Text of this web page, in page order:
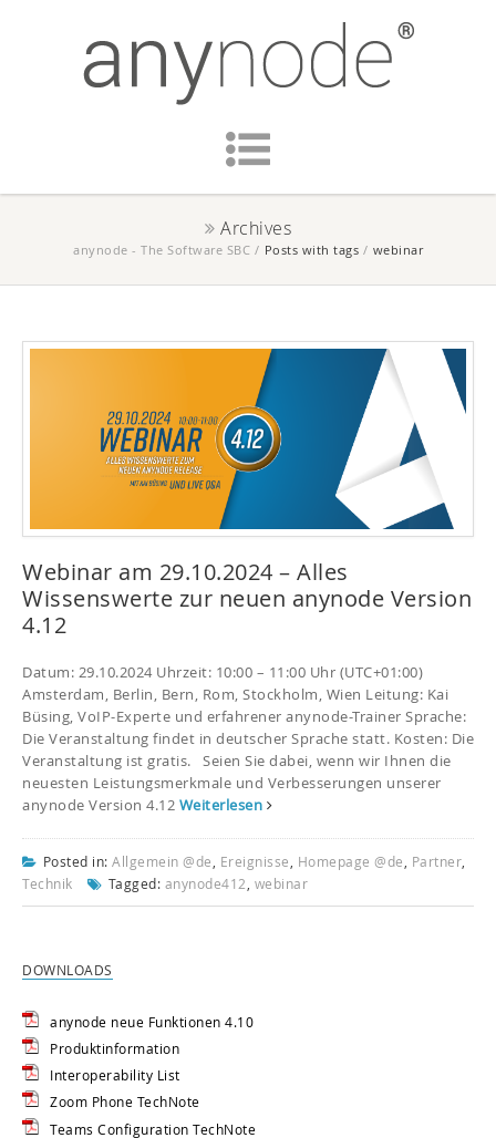
Archives
anynode - The Software SBC / Posts with tags / webinar
Webinar am 29.10.2024 – Alles
Wissenswerte zur neuen anynode Version
4.12
Datum: 29.10.2024 Uhrzeit: 10:00 – 11:00 Uhr (UTC+01:00)
Amsterdam, Berlin, Bern, Rom, Stockholm, Wien Leitung: Kai
Büsing, VoIP-Experte und erfahrener anynode-Trainer Sprache:
Die Veranstaltung findet in deutscher Sprache statt. Kosten: Die
Veranstaltung ist gratis. Seien Sie dabei, wenn wir Ihnen die
neuesten Leistungsmerkmale und Verbesserungen unserer
anynode Version 4.12 Weiterlesen
Posted in: Allgemein @de Ereignisse Homepage @de Partner
Technik
Tagged: anynode412 webinar
DOWNLOADS
anynode neue Funktionen 4.10
Produktinformation
Interoperability List
Zoom Phone TechNote
Teams Configuration TechNote